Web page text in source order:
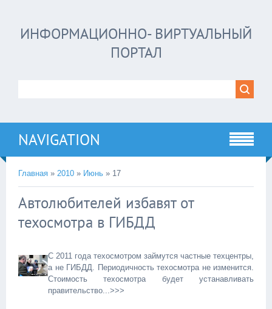
ИНФОРМАЦИОННО- ВИРТУАЛЬНЫЙ
ПОРТАЛ
NAVIGATION
Главная » 2010 » Июнь » 17
Автолюбителей избавят от
техосмотра в ГИБДД
С 2011 года техосмотром займутся частные техцентры,
а не ГИБДД. Периодичность техосмотра не изменится.
Стоимость техосмотра будет устанавливать
правительство...>>>